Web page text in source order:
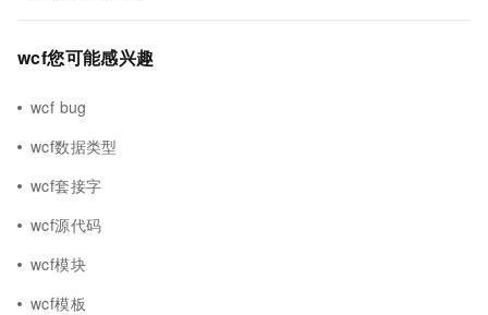
wcf您可能感兴趣
wcf bug
wcf数据类型
wcf套接字
wcf源代码
wcf模块
wcf模板